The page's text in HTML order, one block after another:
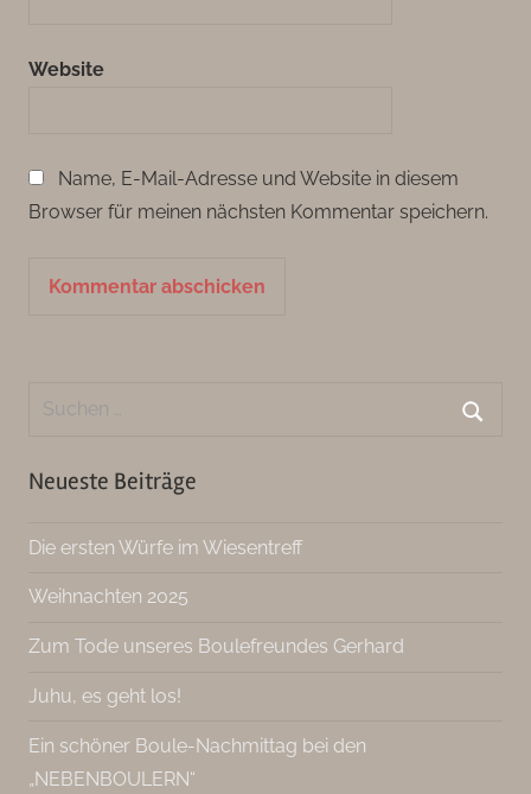
Website
Name, E-Mail-Adresse und Website in diesem
Browser für meinen nächsten Kommentar speichern.
Suchen
Neueste Beiträge
Die ersten Würfe im Wiesentreff
Weihnachten 2025
Zum Tode unseres Boulefreundes Gerhard
Juhu, es geht los!
Ein schöner Boule-Nachmittag bei den
„NEBENBOULERN“